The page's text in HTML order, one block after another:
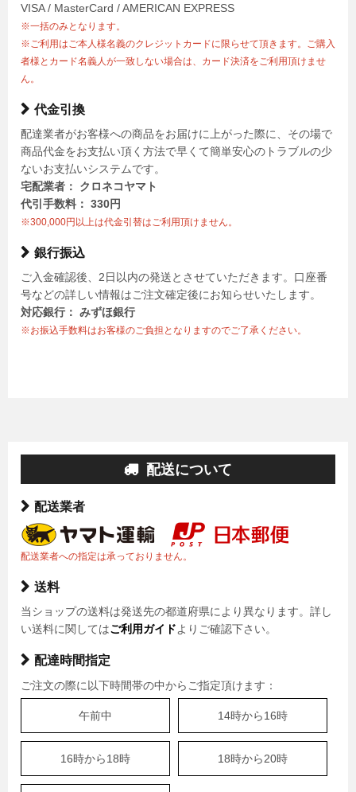
VISA / MasterCard / AMERICAN EXPRESS
※一括のみとなります。
※ご利用はご本人様名義のクレジットカードに限らせて頂きます。ご購入
者様とカード名義人が一致しない場合は、カード決済をご利用頂けませ
ん。
代金引換
配達業者がお客様への商品をお届けに上がった際に、その場で
商品代金をお支払い頂く方法で早くて簡単安心のトラブルの少
ないお支払いシステムです。
宅配業者： クロネコヤマト
代引手数料： 330円
※300,000円以上は代金引替はご利用頂けません。
銀行振込
ご入金確認後、2日以内の発送とさせていただきます。口座番
号などの詳しい情報はご注文確定後にお知らせいたします。
対応銀行： みずほ銀行
※お振込手数料はお客様のご負担となりますのでご了承ください。
配送について
配送業者
配送業者への指定は承っておりません。
送料
当ショップの送料は発送先の都道府県により異なります。詳し
い送料に関してはご利用ガイドよりご確認下さい。
配達時間指定
ご注文の際に以下時間帯の中からご指定頂けます：
午前中 14時から16時
16時から18時 18時から20時